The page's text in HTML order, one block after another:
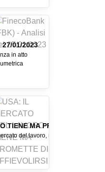
01/2023
in atto
TIENE MA PROMETTE DI
del lavoro, ma il PIL in